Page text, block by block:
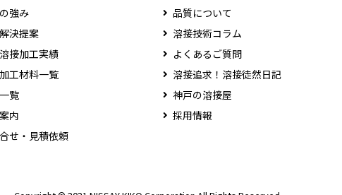
強み
決提案
接加工実績
工材料一覧
覧
内
せ・見積依頼
品質について
溶接技術コラム
よくあるご質問
溶接追求！溶接徒然日記
神戸の溶接屋
採用情報